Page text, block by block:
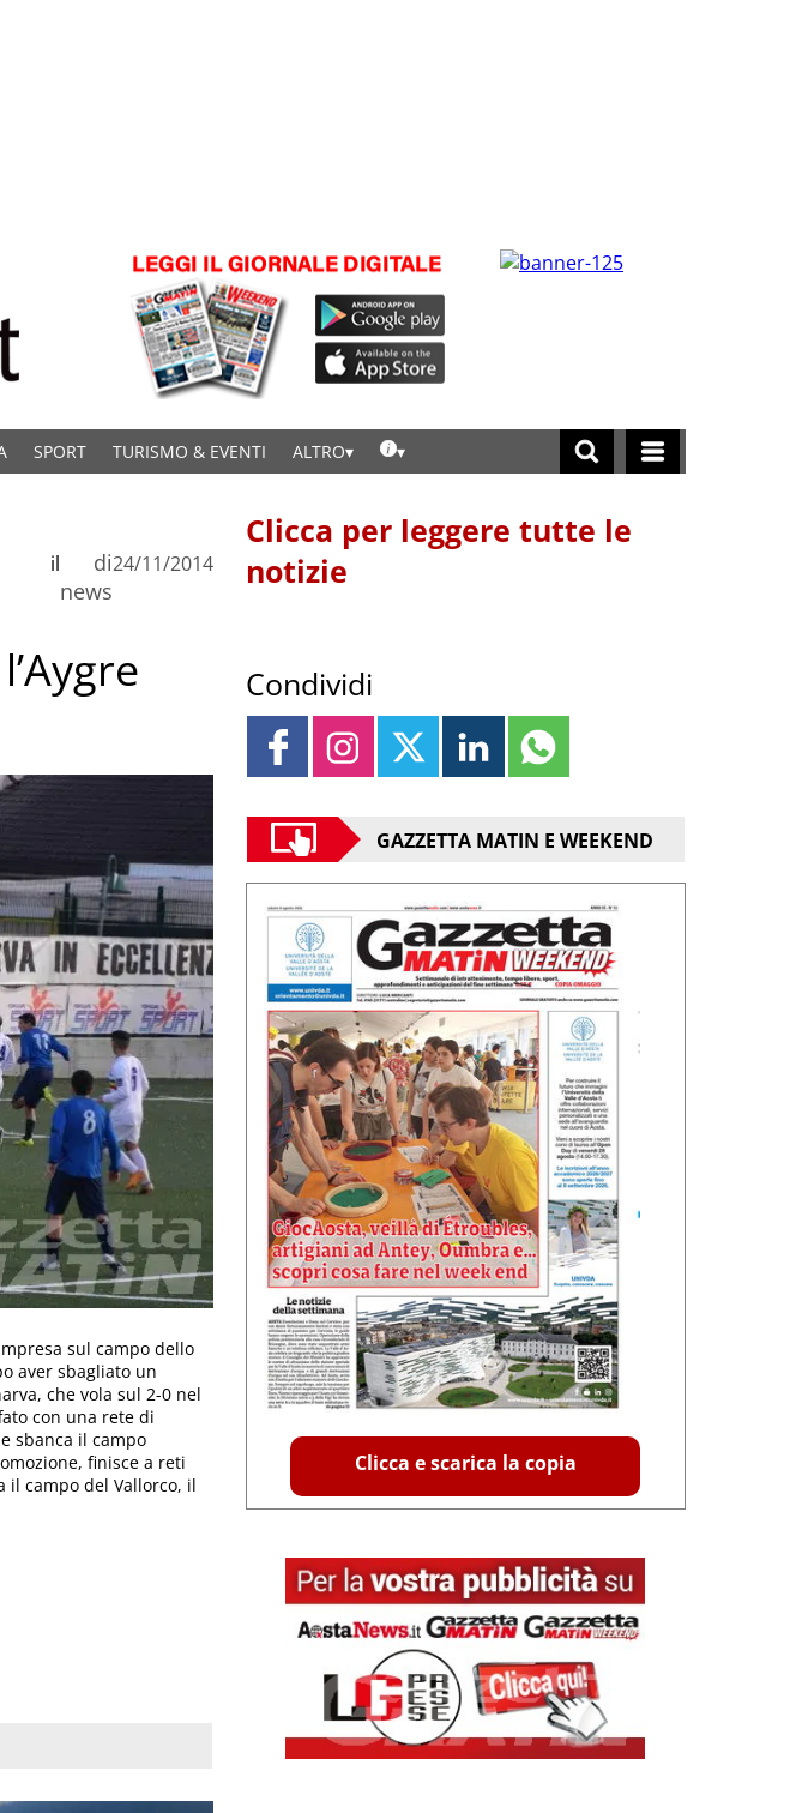
SPORT TURISMO & EVENTI ALTRO
di
news
il 24/11/2014
sul campo dello
aver sbagliato un
che vola sul 2-0 nel
con una rete di
sbanca il campo
finisce a reti
il campo del Vallorco, il
Clicca per leggere tutte le
notizie
Condividi
GAZZETTA MATIN E WEEKEND
Clicca e scarica la copia